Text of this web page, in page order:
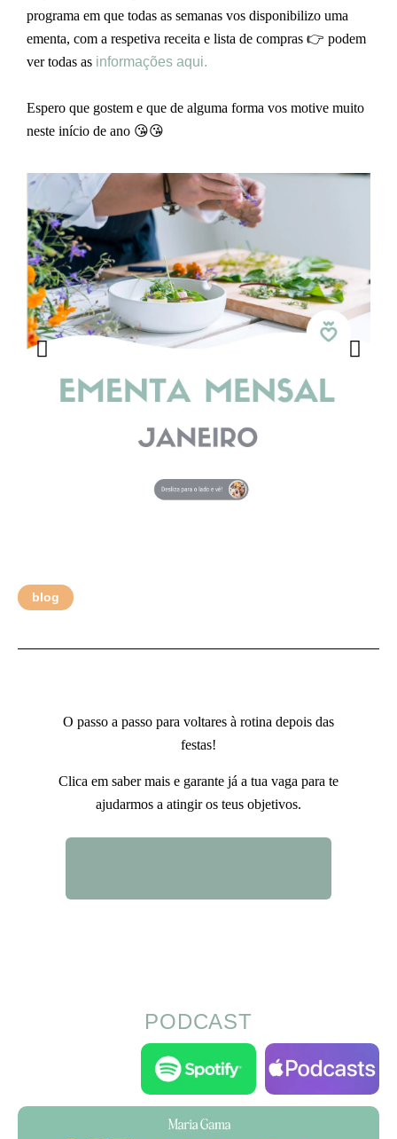
programa em que todas as semanas vos disponibilizo uma
ementa, com a respetiva receita e lista de compras 👉 podem
ver todas as informações aqui.
Espero que gostem e que de alguma forma vos motive muito
neste início de ano 😘😘
blog
O passo a passo para voltares à rotina depois das
festas!
Clica em saber mais e garante já a tua vaga para te
ajudarmos a atingir os teus objetivos.
PODCAST